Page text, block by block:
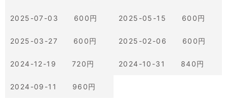
2025-07-03 600円 2025-05-15 600円
2025-03-27 600円 2025-02-06 600円
2024-12-19 720円 2024-10-31 840円
2024-09-11 960円